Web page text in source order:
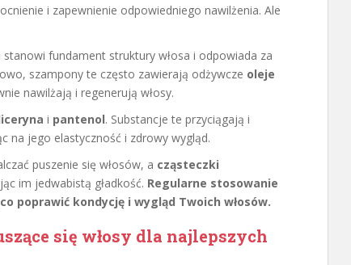
i zapewnienie odpowiedniego nawilżenia. Ale
stanowi fundament struktury włosa i odpowiada za
szampony te często zawierają odżywcze oleje
nawilżają i regenerują włosy.
i pantenol. Substancje te przyciągają i
na jego elastyczność i zdrowy wygląd.
puszenie się włosów, a cząsteczki
im jedwabistą gładkość. Regularne stosowanie
poprawić kondycję i wygląd Twoich włosów.
się włosy dla najlepszych